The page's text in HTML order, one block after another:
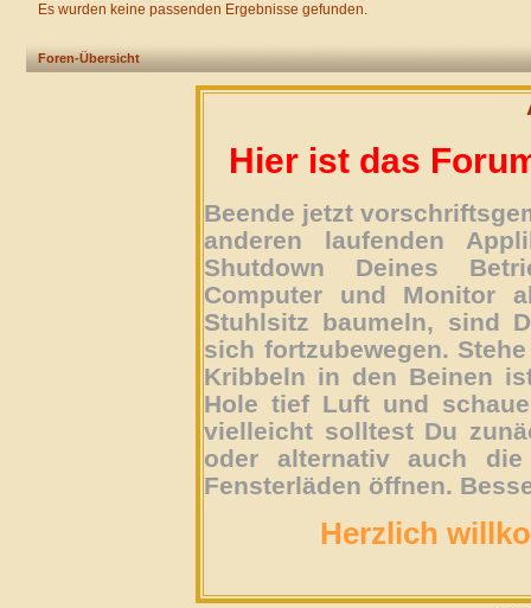
Es wurden keine passenden Ergebnisse gefunden.
Foren-Übersicht
Hier ist das
Beende jetzt
anderen laufenden
Shutdown Deines
Computer und Monitor
Stuhlsitz baumeln, sind
sich fortzubewegen.
Kribbeln in den Beinen
Hole tief Luft und
vielleicht solltest Du
oder alternativ auch
Fensterläden öffnen.
Herzlich